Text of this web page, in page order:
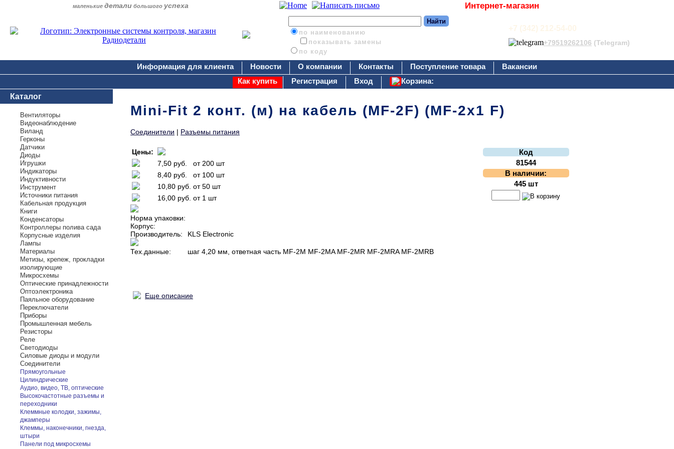
маленькие детали большого успеха Интернет-магазин
по наименованию
показывать замены
по коду
+7 (342) 212-54-00
+79519262106 (Telegram)
Информация для клиента Новости О компании Контакты Поступление товара
Вакансии
Как купить
Регистрация Вход
Корзина:
Каталог
Вентиляторы
Видеонаблюдение
Виланд
Герконы
Датчики
Диоды
Игрушки
Индикаторы
Индуктивности
Инструмент
Источники питания
Кабельная продукция
Книги
Конденсаторы
Контроллеры полива сада
Корпусные изделия
Лампы
Материалы
Метизы, крепеж, прокладки
изолирующие
Микросхемы
Оптические принадлежности
Оптоэлектроника
Паяльное оборудование
Переключатели
Приборы
Промышленная мебель
Резисторы
Реле
Светодиоды
Силовые диоды и модули
Соединители
Прямоугольные
Цилиндрические
Аудио, видео, ТВ, оптические
Высокочастотные разъемы и
переходники
Клеммные колодки, зажимы,
джамперы
Клеммы, наконечники, гнезда,
штыри
Панели под микросхемы
Mini-Fit 2 конт. (м) на кабель (MF-2F) (MF-2х1 F)
Соединители | Разъемы питания
Цены:
7,50 руб.
от 200 шт
8,40 руб.
от 100 шт
10,80 руб. от 50 шт
16,00 руб. от 1 шт
Норма упаковки:
Корпус:
Производитель:
KLS Electronic
Тех.данные: шаг 4,20 мм, ответная часть MF-2M MF-2MA MF-2MR MF-2MRA MF-2MRB
Код
81544
В наличии:
445 шт
Еще описание